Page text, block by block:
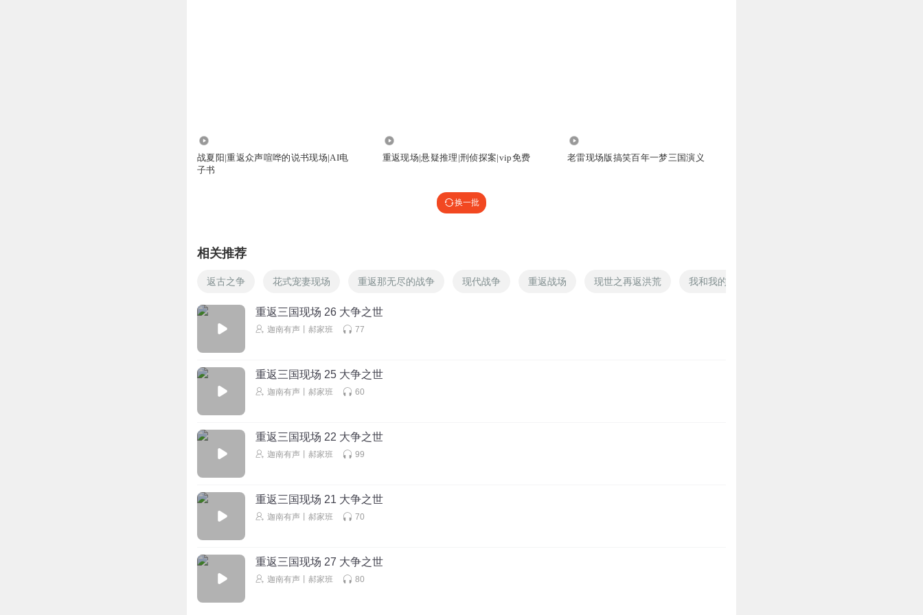
战夏阳|重返众声喧哗的说书现场|AI电
子书
重返现场|悬疑推理|刑侦探案|vip免费 老雷现场版搞笑百年一梦三国演义
换一批
相关推荐
返古之争 花式宠妻现场 重返那无尽的战争 现代战争 重返战场 现世之再返洪荒 我和我的白学现场
重返三国现场 26 大争之世
迦南有声丨郝家班 77
重返三国现场 25 大争之世
迦南有声丨郝家班 60
重返三国现场 22 大争之世
迦南有声丨郝家班 99
重返三国现场 21 大争之世
迦南有声丨郝家班 70
重返三国现场 27 大争之世
迦南有声丨郝家班 80